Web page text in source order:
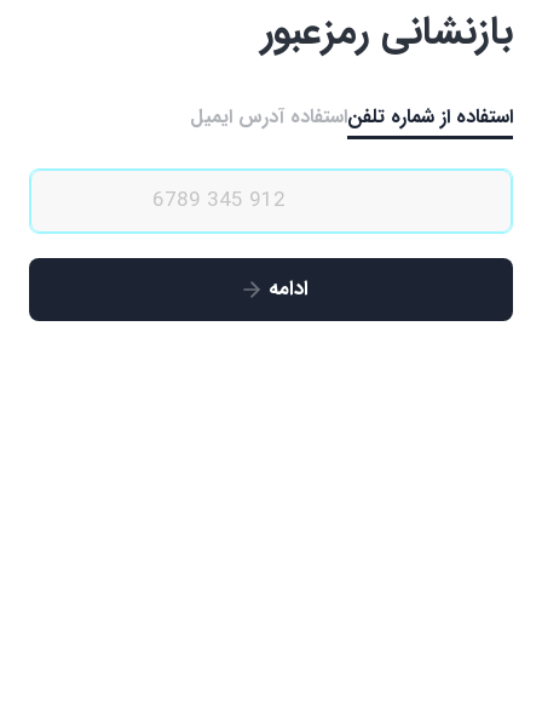
بازنشانی رمزعبور
استفاده از شماره تلفناستفاده آدرس ایمیل‌
ادامه